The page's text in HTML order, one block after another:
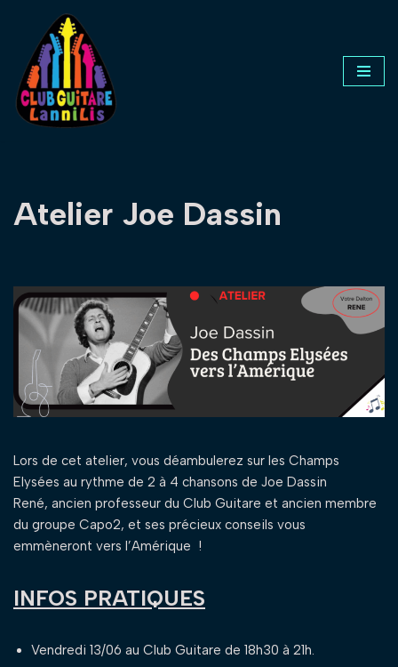
Aller
au
contenu
Atelier Joe Dassin
Lors de cet atelier, vous déambulerez sur les Champs
Elysées au rythme de 2 à 4 chansons de Joe Dassin
René, ancien professeur du Club Guitare et ancien membre
du groupe Capo2, et ses précieux conseils vous
emmèneront vers l’Amérique !
INFOS PRATIQUES
Vendredi 13/06 au Club Guitare de 18h30 à 21h.